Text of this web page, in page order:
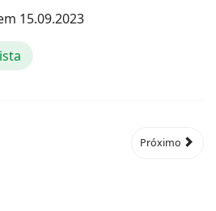
15.09.2023
Próximo